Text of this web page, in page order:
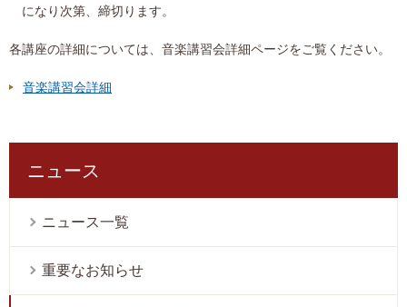
になり次第、締切ります。
各講座の詳細については、音楽講習会詳細ページをご覧ください。
音楽講習会詳細
ニュース
ニュース一覧
重要なお知らせ